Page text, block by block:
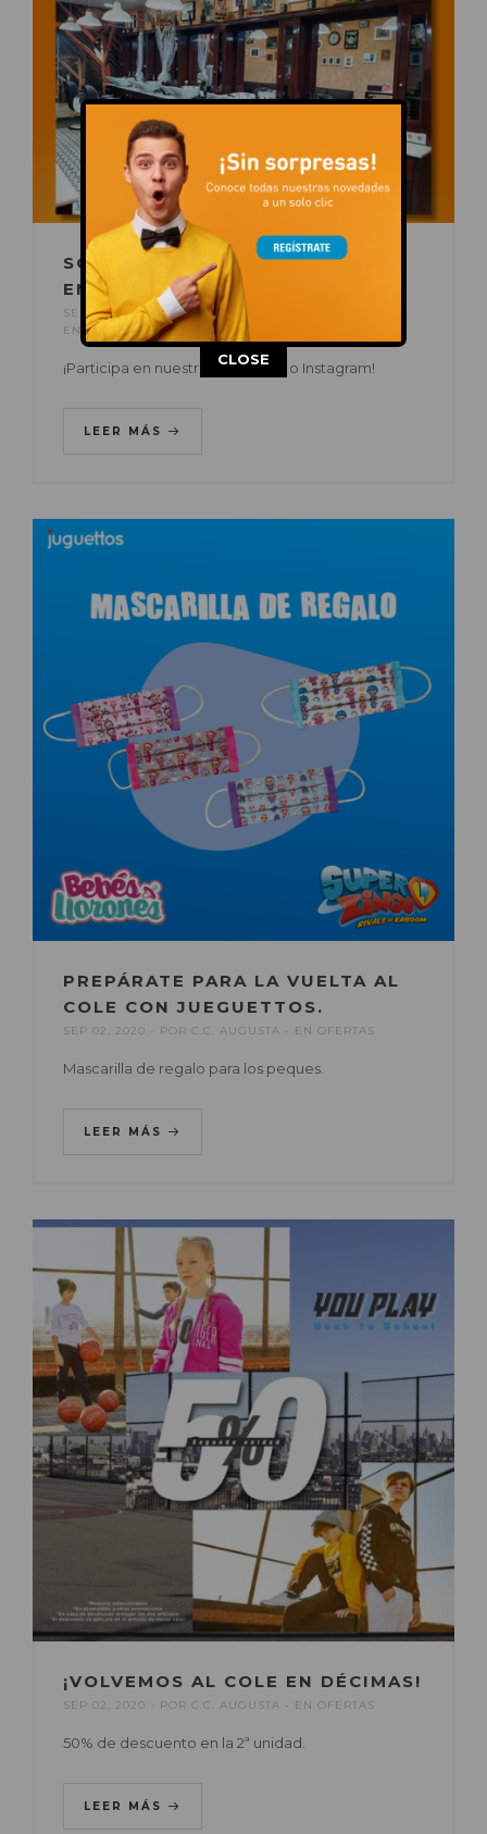
SORTEAMOS 5 CORTES DE PELO
EN DOM PELUQUEROS
SEP 14, 2020 PORC.C. AUGUSTA
EN ACTUALIDAD,EVENTOS
¡Participa en nuestro Facebook o Instagram!
LEER MÁS
PREPÁRATE PARA LA VUELTA AL
COLE CON JUEGUETTOS.
SEP 02, 2020 POR C.C. AUGUSTA EN OFERTAS
Mascarilla de regalo para los peques.
LEER MÁS
¡VOLVEMOS AL COLE EN DÉCIMAS!
SEP 02, 2020 POR C.C. AUGUSTA EN OFERTAS
50% de descuento en la 2ª unidad.
LEER MÁS
This popup will close in:
CLOSE